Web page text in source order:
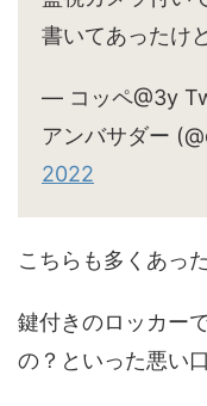
書いてあったけ
— コッペ@3y
アンバサダー
2022
こちらも多くあっ
鍵付きのロッカー
の？といった悪い